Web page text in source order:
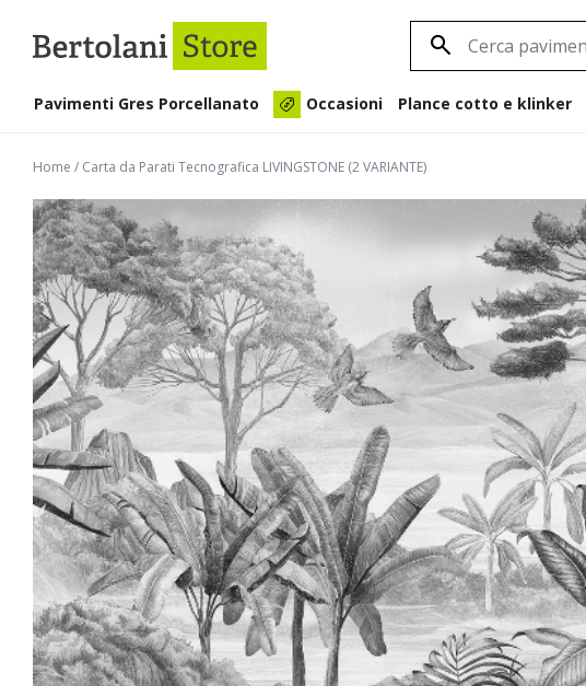
Pavimenti Gres Porcellanato Occasioni Plance cotto e klinker
Home / Carta da Parati Tecnografica LIVINGSTONE (2 VARIANTE)